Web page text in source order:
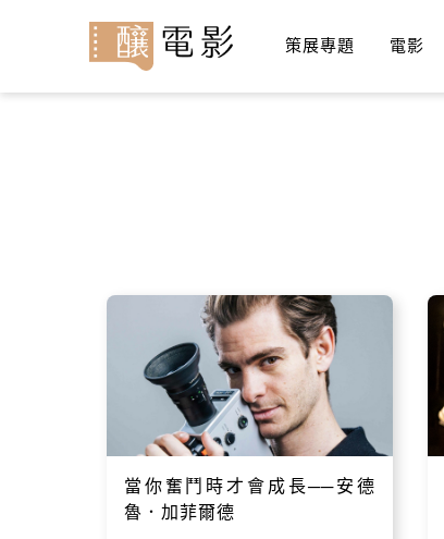
策展專題 電影
當你奮鬥時才會成長──安德
魯．加菲爾德